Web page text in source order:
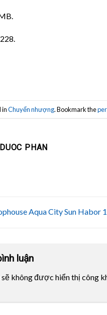
inChuyển nhượng. Bookmark the
DUOC PHAN
Aqua City Sun Habor
luận
sẽ không được hiển thị công